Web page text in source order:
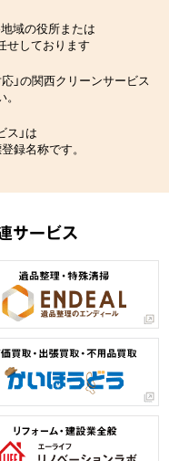
域の役所または
せしております
応」の関西クリーンサービス
ス」は
録名称です。
サービス